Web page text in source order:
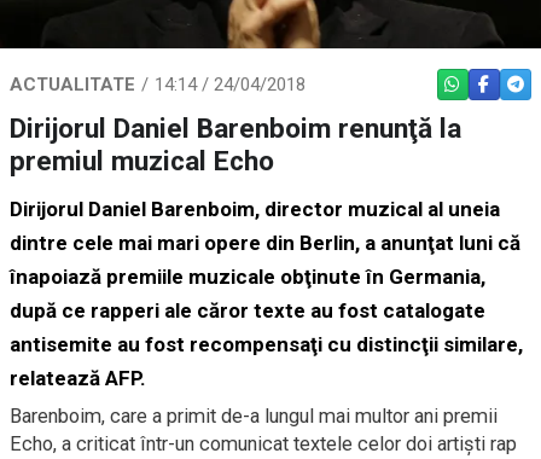
ACTUALITATE 14:14 / 24/04/2018 WHATSAPP
Dirijorul Daniel Barenboim renunţă la
premiul muzical Echo
Dirijorul Daniel Barenboim, director muzical al uneia
dintre cele mai mari opere din Berlin, a anunţat luni că
înapoiază premiile muzicale obţinute în Germania,
după ce rapperi ale căror texte au fost catalogate
antisemite au fost recompensaţi cu distincţii similare,
relatează AFP.
Barenboim, care a primit de-a lungul mai multor ani premii
Echo, a criticat într-un comunicat textele celor doi artişti rap